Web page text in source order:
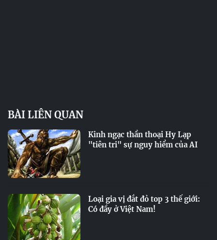
BÀI LIÊN QUAN
Kinh ngạc thần thoại Hy Lạp
"tiên tri" sự nguy hiểm của AI
Loại gia vị đắt đỏ top 3 thế giới:
Có đầy ở Việt Nam!